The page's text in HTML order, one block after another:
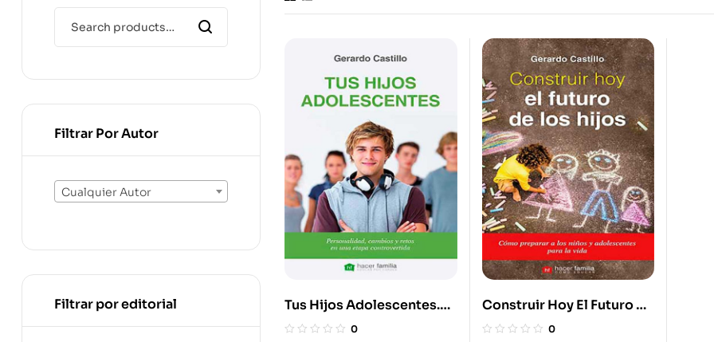
Tus Hijos Adolescentes.
Personalidad, Cambios Y
0
Construir Hoy El Futuro De
Los Hijos. Cómo Preparar
0
Filtrar Por Autor
Cualquier Autor
Filtrar por editorial